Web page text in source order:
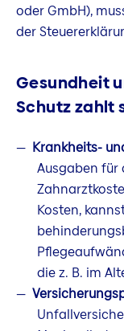
oder GmbH),
der
Gesundheit
Schutz zahlt
Krankheits-
Ausgaben für
Kosten,
die z. B. im